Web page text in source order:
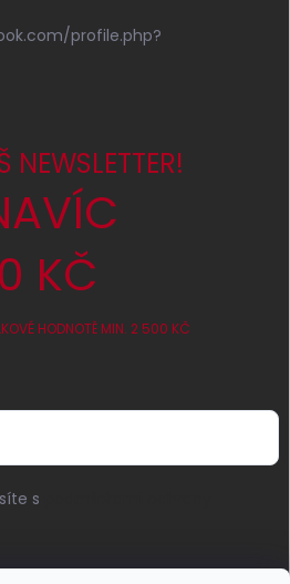
profile.php?
NEWSLETTER!
KČ
HODNOTĚ MIN. 2 500 KČ
s